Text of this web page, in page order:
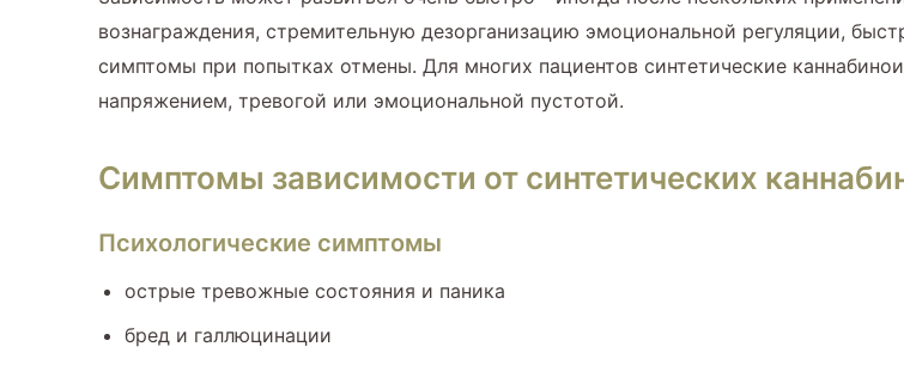
вознаграждения, стремительную дезорганизацию эмоциональной регуляции,
симптомы при попытках отмены. Для многих пациентов синтетические
напряжением, тревогой или эмоциональной пустотой.
Симптомы зависимости от синтетических
Психологические симптомы
острые тревожные состояния и паника
бред и галлюцинации